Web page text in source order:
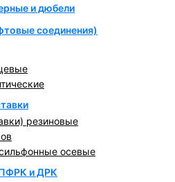
и дюбели
соединения)
резиновые
осевые
и ДРК